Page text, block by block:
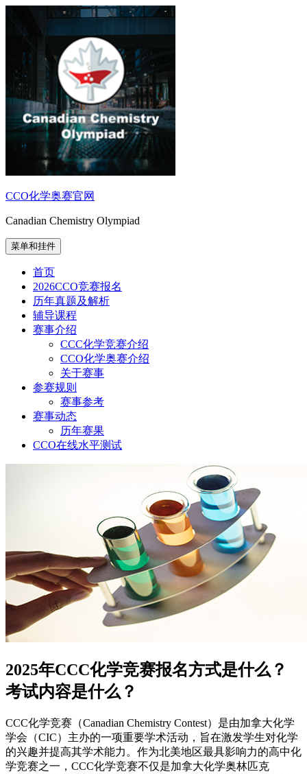
CCO化学奥赛官网
Canadian Chemistry Olympiad
菜单和挂件
首页
2026CCO竞赛报名
历年真题及解析
辅导课程
赛事介绍
CCC化学竞赛介绍
CCO化学奥赛介绍
关于赛事
参赛规则
赛事参考
赛事动态
历年赛果
CCO在线水平测试
2025年CCC化学竞赛报名方式是什么？
考试内容是什么？
CCC化学竞赛（Canadian Chemistry Contest）是由加拿大化学
学会（CIC）主办的一项重要学术活动，旨在激发学生对化学
的兴趣并提高其学术能力。作为北美地区最具影响力的高中化
学竞赛之一，CCC化学竞赛不仅是加拿大化学奥林匹克